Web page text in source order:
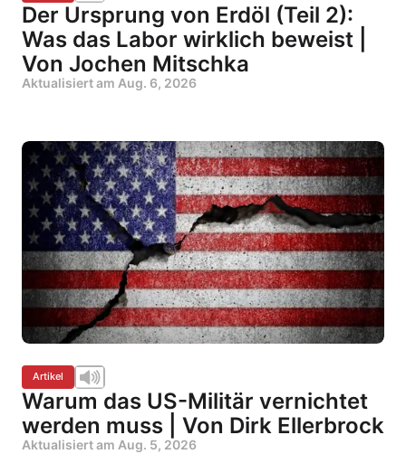
Der Ursprung von Erdöl (Teil 2):
Was das Labor wirklich beweist |
Von Jochen Mitschka
Aktualisiert am Aug. 6, 2026
Artikel
Warum das US-Militär vernichtet
werden muss | Von Dirk Ellerbrock
Aktualisiert am Aug. 5, 2026